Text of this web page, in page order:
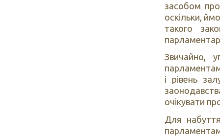
засобом
оскільки,
такого
Звичайно,
і рівень
очікувати
Для